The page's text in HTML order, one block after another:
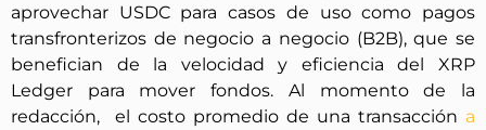
aprovechar USDC para casos de uso como pagos
transfronterizos de negocio a negocio (B2B), que se
benefician de la velocidad y eficiencia del XRP
Ledger para mover fondos. Al momento de la
redacción, el costo promedio de una transacción a